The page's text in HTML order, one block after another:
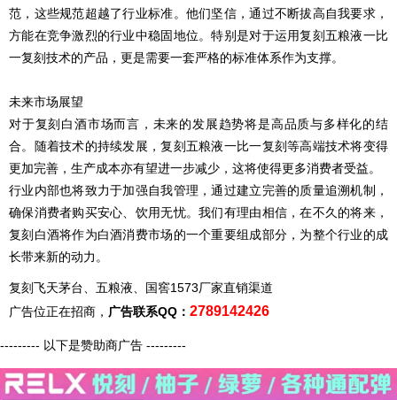
范，这些规范超越了行业标准。他们坚信，通过不断拔高自我要求，
方能在竞争激烈的行业中稳固地位。特别是对于运用复刻五粮液一比
一复刻技术的产品，更是需要一套严格的标准体系作为支撑。
未来市场展望
对于复刻 白酒市场而言，未来的发展趋势将是高品质与多样化的结
合。随着技术的持续发展，复刻五粮液一比一复刻等高端技术将变得
更加完善，生产成本亦有望进一步减少，这将使得更多消费者受益。
行业内部也将致力于加强自我管理，通过建立完善的质量追溯机制，
确保消费者购买安心、饮用无忧。我们有理由相信，在不久的将来，
复刻 白酒将作为白酒消费市场的一个重要组成部分，为整个行业的成
长带来新的动力。
复刻飞天茅台、五粮液、国窖1573厂家直销渠道
广告位正在招商， 广告联系QQ： 2789142426
--------- 以下是赞助商广告 ---------